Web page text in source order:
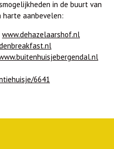
in de buurt van
aanbevelen:
www.dehazelaarshof.nl
6641